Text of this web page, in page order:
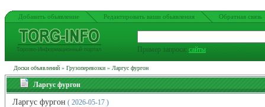
Добавить обьявление Редактировать ваши обьявления Обратная связь
Торгово-Информационный портал Пример запроса: сайты
Доски объявлений » Грузоперевозки » Ларгус фургон
Ларгус фургон
Ларгус фургон ( 2026-05-17 )